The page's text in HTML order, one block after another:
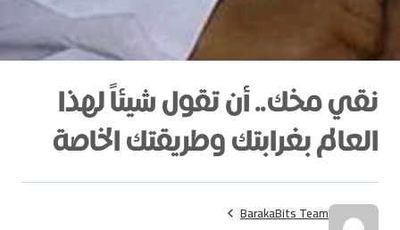
نقي مخك.. أن تقول شيئاً لهذا
العالم بغرابتك وطريقتك الخاصة
BarakaBits Team